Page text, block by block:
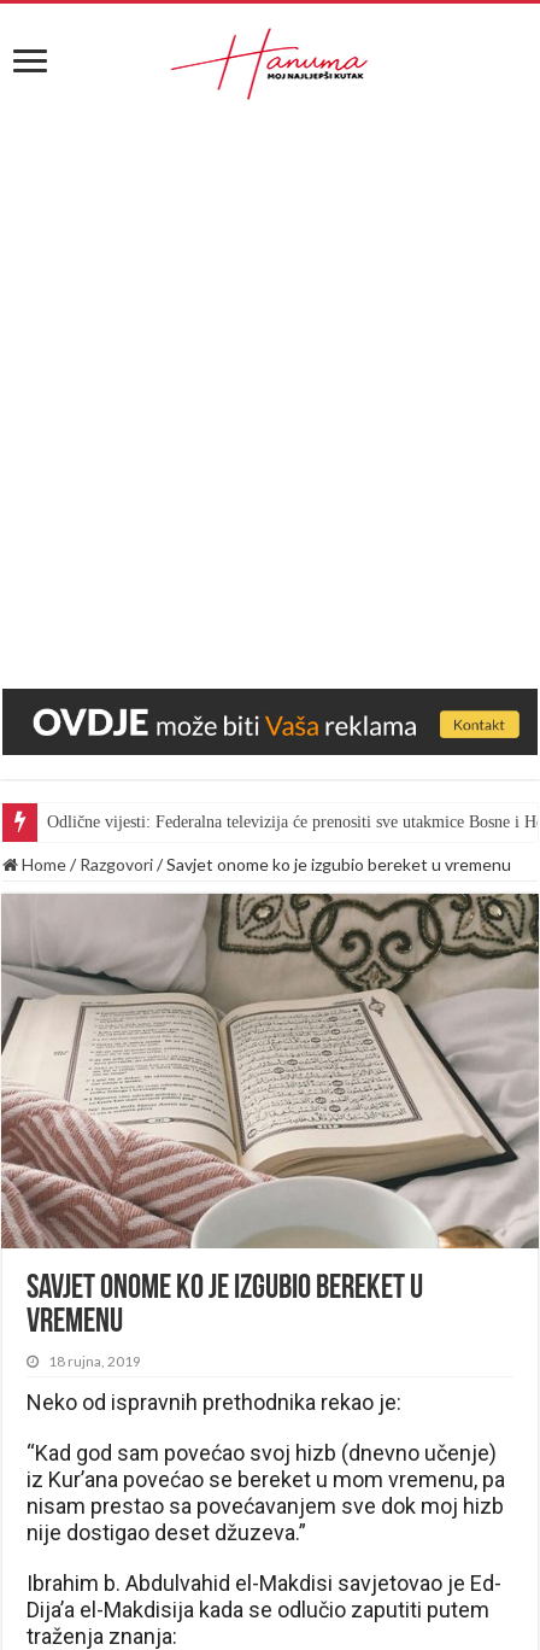
Odlične vijesti: Federalna televizija će prenositi sve utakmice Bosne i
Home/ Razgovori/Savjet onome ko je izgubio bereket u vremenu
Savjet onome ko je izgubio bereket u
vremenu
18 rujna, 2019
Neko od ispravnih prethodnika rekao je:
“Kad god sam povećao svoj hizb (dnevno učenje)
iz Kur’ana povećao se bereket u mom vremenu, pa
nisam prestao sa povećavanjem sve dok moj hizb
nije dostigao deset džuzeva.”
Ibrahim b. Abdulvahid el-Makdisi savjetovao je Ed-
Dija’a el-Makdisija kada se odlučio zaputiti putem
traženja znanja: